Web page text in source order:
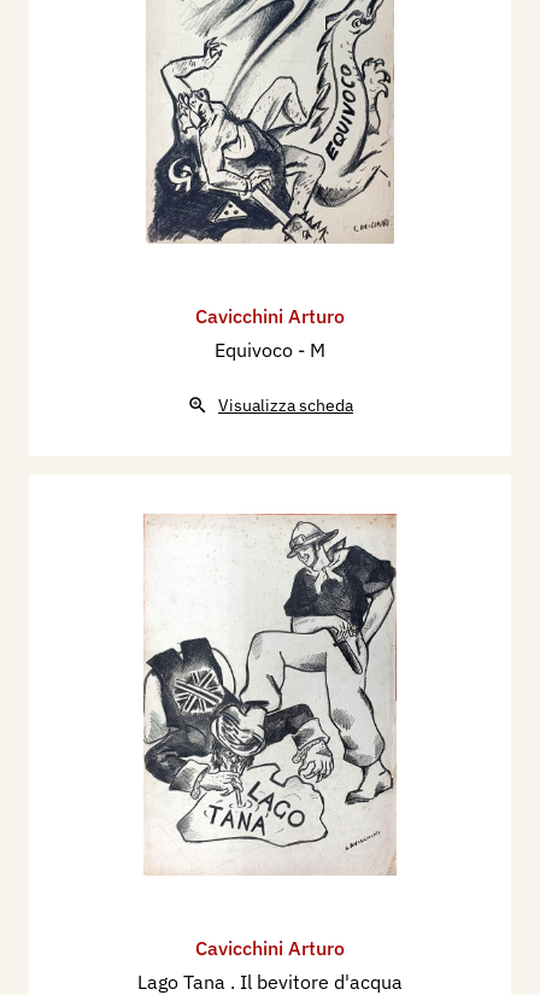
Cavicchini Arturo
Equivoco - M
Visualizza scheda
Cavicchini Arturo
Lago Tana . Il bevitore d'acqua